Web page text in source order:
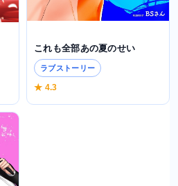
これも全部あの夏のせい
ラブストーリー
★ 4.3